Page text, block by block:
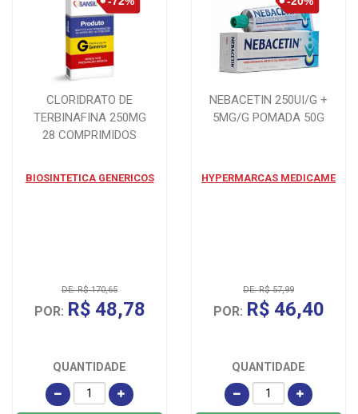
CLORIDRATO DE
TERBINAFINA 250MG
28 COMPRIMIDOS
BIOSINTETICA GENERICOS
DE: R$ 170,65
POR: R$ 48,78
QUANTIDADE
NEBACETIN 250UI/G +
5MG/G POMADA 50G
HYPERMARCAS MEDICAME
DE: R$ 57,99
POR: R$ 46,40
QUANTIDADE